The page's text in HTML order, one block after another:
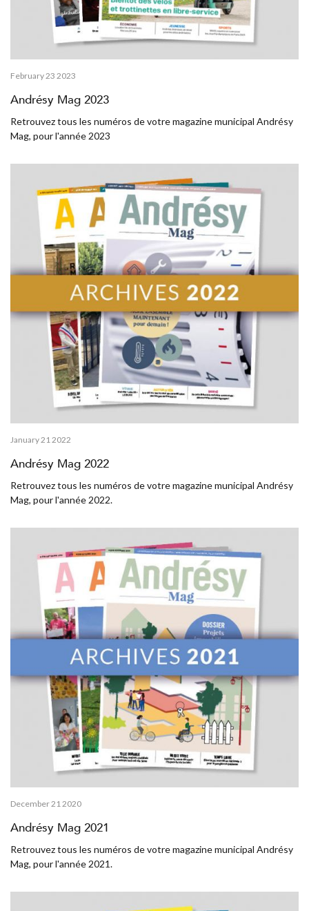
February 23 2023
Andrésy Mag 2023
Retrouvez tous les numéros de votre magazine municipal Andrésy
Mag, pour l'année 2023
January 21 2022
Andrésy Mag 2022
Retrouvez tous les numéros de votre magazine municipal Andrésy
Mag, pour l'année 2022.
December 21 2020
Andrésy Mag 2021
Retrouvez tous les numéros de votre magazine municipal Andrésy
Mag, pour l'année 2021.